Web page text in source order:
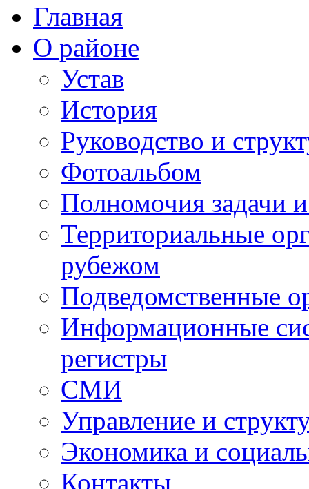
Главная
О районе
Устав
История
Руководство и
Фотоальбом
Полномочия задачи
Территориальные
рубежом
Подведомственные
Информационные
регистры
СМИ
Управление и
Экономика и
Контакты